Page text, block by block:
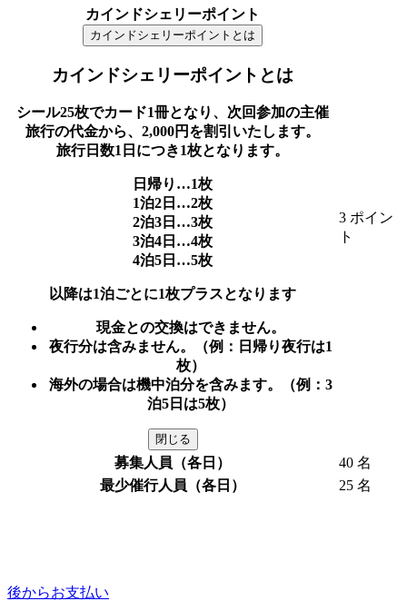
カインドシェリーポイント
カインドシェリーポイントとは
カインドシェリーポイントとは
シール25枚でカード1冊となり、次回参加の主催
旅行の代金から、2,000円を割引いたします。
旅行日数1日につき1枚となります。
日帰り…1枚
1泊2日…2枚
2泊3日…3枚
3泊4日…4枚
4泊5日…5枚
以降は1泊ごとに1枚プラスとなります
現金との交換はできません。
夜行分は含みません。（例：日帰り夜行は1
枚）
海外の場合は機中泊分を含みます。（例：3
泊5日は5枚）
閉じる
3 ポイン
ト
募集人員（各日）
40 名
最少催行人員（各日）
25 名
後からお支払い